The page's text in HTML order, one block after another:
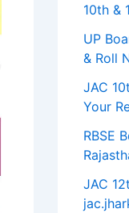
10th &
UP
& Roll
JAC
Your
RBSE
JAC